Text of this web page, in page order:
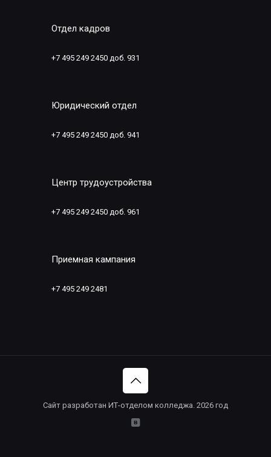
Отдел кадров
+7 495 249 2450 доб. 931
Юридический отдел
+7 495 249 2450 доб. 941
Центр трудоустройства
+7 495 249 2450 доб. 961
Приемная кампания
+7 495 249 2481
Сайт разработан ИТ-отделом колледжа. 2026 год